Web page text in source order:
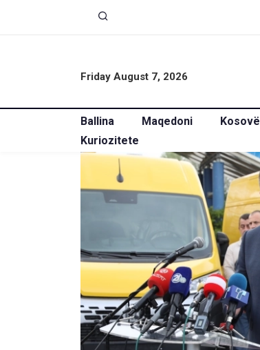
Friday August 7, 2026
Ballina Maqedoni Kosovë
Kuriozitete